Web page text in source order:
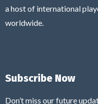
a host of international
worldwide.
Subscribe Now
Don’t miss our future